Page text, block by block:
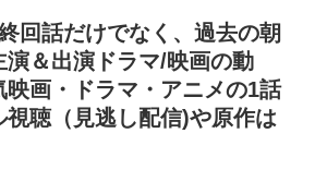
回話だけでなく、 過去の朝
演＆出演ドラマ/映画の動
映画・ドラマ・アニメの1話
視聴（見逃し配信)や原作は